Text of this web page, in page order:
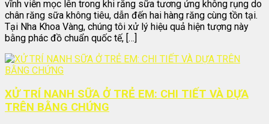
vĩnh viễn mọc lên trong khi răng sữa tương ứng không rụng do
chân răng sữa không tiêu, dẫn đến hai hàng răng cùng tồn tại.
Tại Nha Khoa Vàng, chúng tôi xử lý hiệu quả hiện tượng này
bằng phác đồ chuẩn quốc tế, […]
XỬ TRÍ NANH SỮA Ở TRẺ EM: CHI TIẾT VÀ DỰA
TRÊN BẰNG CHỨNG